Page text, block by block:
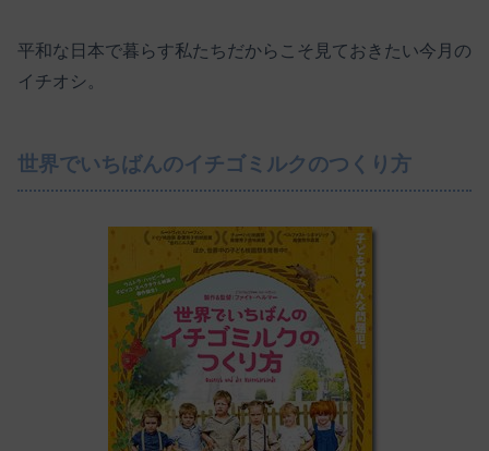
平和な日本で暮らす私たちだからこそ見ておきたい今月の
イチオシ。
世界でいちばんのイチゴミルクのつくり方